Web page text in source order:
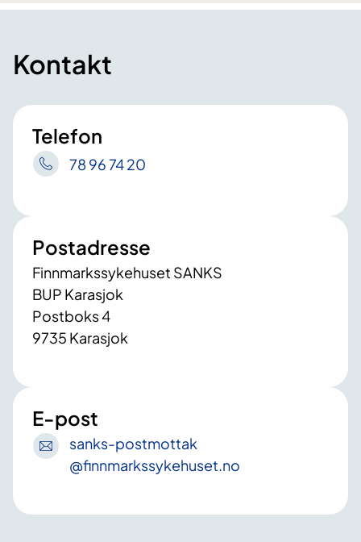
Kontakt
Telefon
78 96 74 20
Postadresse
Finnmarkssykehuset SANKS
BUP Karasjok
Postboks 4
9735 Karasjok
E-post
sanks-postmottak
@finnmarkssykehuset.no